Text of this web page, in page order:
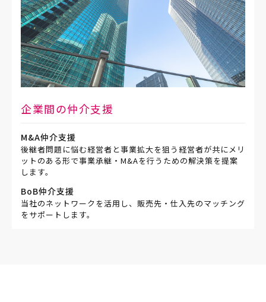
企業間の仲介支援
M&A仲介支援
後継者問題に悩む経営者と事業拡大を狙う経営者が共にメリ
ットのある形で事業承継・M&Aを行うための解決策を提案
します。
BoB仲介支援
当社のネットワークを活用し、販売先・仕入先のマッチング
をサポートします。